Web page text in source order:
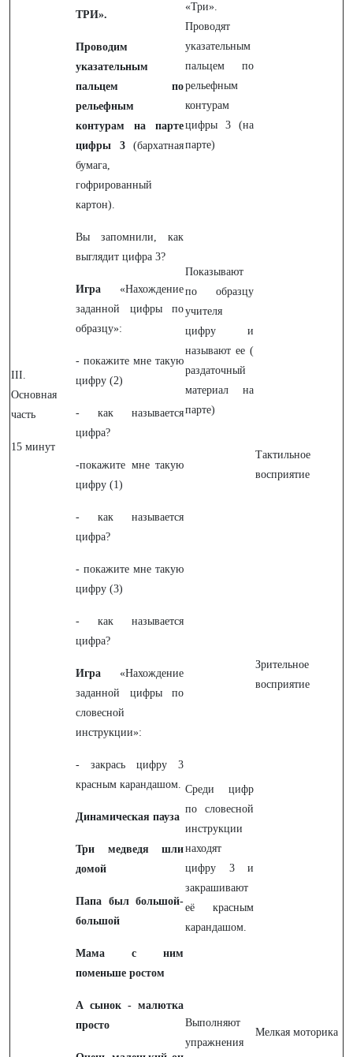
III.
Основная
часть
15 минут
ТРИ».
Проводим
указательным
пальцем по
рельефным
контурам на парте
цифры 3 (бархатная
бумага,
гофрированный
картон).
Вы запомнили, как
выглядит цифра 3?
Игра «Нахождение
заданной цифры по
образцу»:
- покажите мне такую
цифру (2)
- как называется
цифра?
-покажите мне такую
цифру (1)
- как называется
цифра?
- покажите мне такую
цифру (3)
- как называется
цифра?
Игра «Нахождение
заданной цифры по
словесной
инструкции»:
- закрась цифру 3
красным карандашом.
Динамическая пауза
Три медведя шли
домой
Папа был большой-
большой
Мама с ним
поменьше ростом
А сынок - малютка
просто
«Три».
Проводят
указательным
пальцем по
рельефным
контурам
цифры 3 (на
парте)
Показывают
по образцу
учителя
цифру и
называют ее (
раздаточный
материал на
парте)
Среди цифр
по словесной
инструкции
находят
цифру 3 и
закрашивают
её красным
карандашом.
Выполняют
упражнения
Тактильное
восприятие
Зрительное
восприятие
Мелкая моторика